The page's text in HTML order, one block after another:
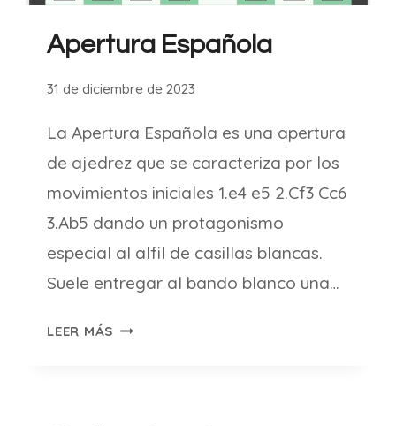
Apertura Española
31 de diciembre de 2023
La Apertura Española es una apertura
de ajedrez que se caracteriza por los
movimientos iniciales 1.e4 e5 2.Cf3 Cc6
3.Ab5 dando un protagonismo
especial al alfil de casillas blancas.
Suele entregar al bando blanco una…
LEER MÁS APERTURA